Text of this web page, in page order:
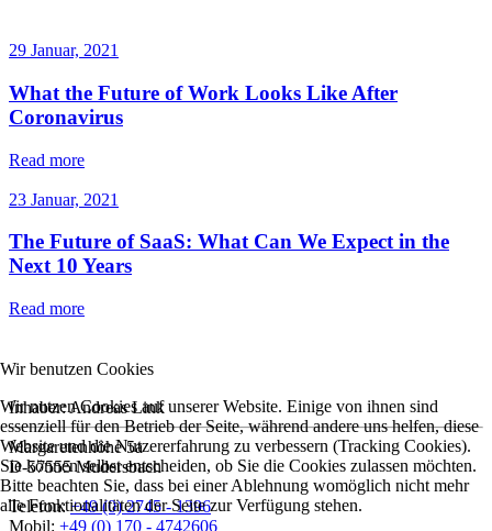
29 Januar, 2021
What the Future of Work Looks Like After
Coronavirus
Read more
23 Januar, 2021
The Future of SaaS: What Can We Expect in the
Next 10 Years
Read more
Inhaber: Andreas Link
Margaretenhöhe 5a
D-57555 Mudersbach
Telefon:+49 (0) 2745 - 1396
Mobil: +49 (0) 170 - 4742606
Wir benutzen Cookies
Wir nutzen Cookies auf unserer Website. Einige von ihnen sind
essenziell für den Betrieb der Seite, während andere uns helfen, diese
Website und die Nutzererfahrung zu verbessern (Tracking Cookies).
Sie können selbst entscheiden, ob Sie die Cookies zulassen möchten.
Bitte beachten Sie, dass bei einer Ablehnung womöglich nicht mehr
alle Funktionalitäten der Seite zur Verfügung stehen.